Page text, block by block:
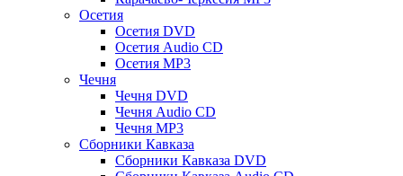
Осетия
Осетия DVD
Осетия Audio CD
Осетия MP3
Чечня
Чечня DVD
Чечня Audio CD
Чечня MP3
Сборники Кавказа
Сборники Кавказа DVD